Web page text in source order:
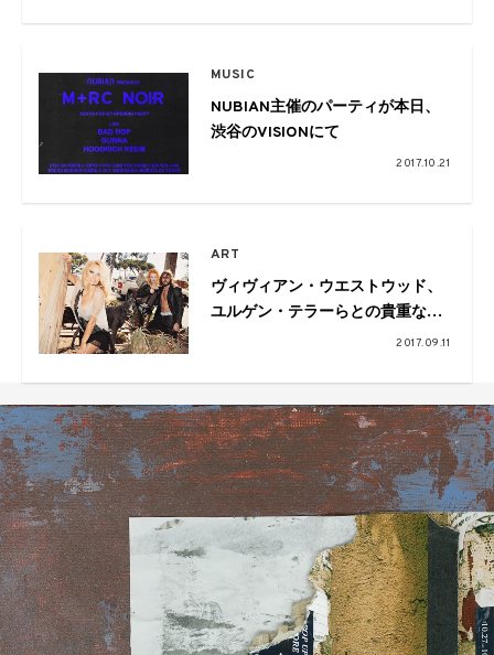
MUSIC
NUBIAN主催のパーティが本日、
渋谷のVISIONにて
2017.10.21
ART
ヴィヴィアン・ウエストウッド、
ユルゲン・テラーらとの貴重な作
品公開。NY旗艦店で写真展2017.09.11